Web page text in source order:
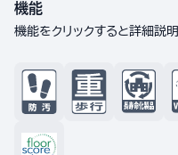
機能
機能をクリックすると詳細説